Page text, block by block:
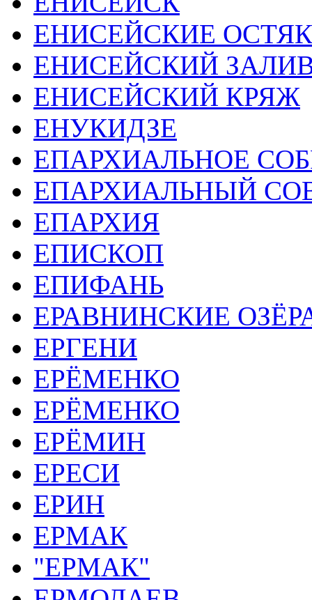
ЕНИСЕЙСКИЕ
ЕНИСЕЙСКИЙ
ЕНИСЕЙСКИЙ КРЯЖ
ЕНУКИДЗЕ
ЕПАРХИАЛЬНОЕ
ЕПАРХИАЛЬНЫЙ
ЕПАРХИЯ
ЕПИСКОП
ЕПИФАНЬ
ЕРАВНИНСКИЕ
ЕРГЕНИ
ЕРЁМЕНКО
ЕРЁМЕНКО
ЕРЁМИН
ЕРЕСИ
ЕРИН
ЕРМАК
"ЕРМАК"